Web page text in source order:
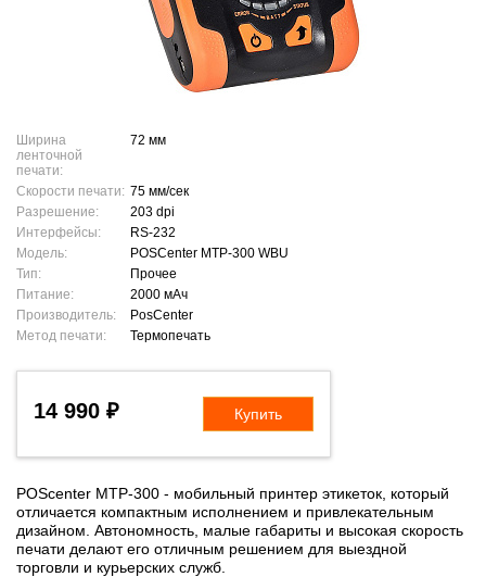
Ширина
ленточной
печати:
72 мм
Скорости печати: 75 мм/сек
Разрешение:
203 dpi
Интерфейсы:
RS-232
Модель:
POSCenter MTP-300 WBU
Тип:
Прочее
Питание:
2000 мАч
Производитель:
PosCenter
Метод печати:
Термопечать
14 990 ₽ Купить
POScenter MTP-300 - мобильный принтер этикеток, который
отличается компактным исполнением и привлекательным
дизайном. Автономность, малые габариты и высокая скорость
печати делают его отличным решением для выездной
торговли и курьерских служб.